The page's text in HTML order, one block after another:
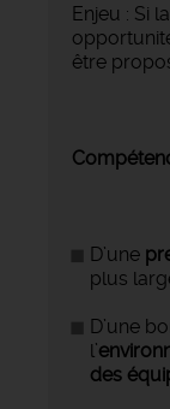
Enjeu : Si
être
D’une
plus
D’une
l’
des